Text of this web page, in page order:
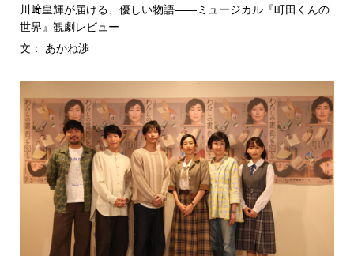
川﨑皇輝が届ける、優しい物語――ミュージカル『町田くんの
世界』観劇レビュー
文： あかね渉